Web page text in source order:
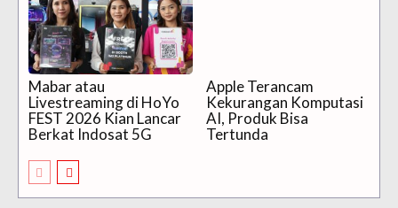
Mabar atau
Livestreaming di HoYo
FEST 2026 Kian Lancar
Berkat Indosat 5G
Apple Terancam
Kekurangan Komputasi
AI, Produk Bisa
Tertunda